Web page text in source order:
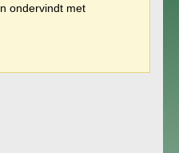
ondervindt met